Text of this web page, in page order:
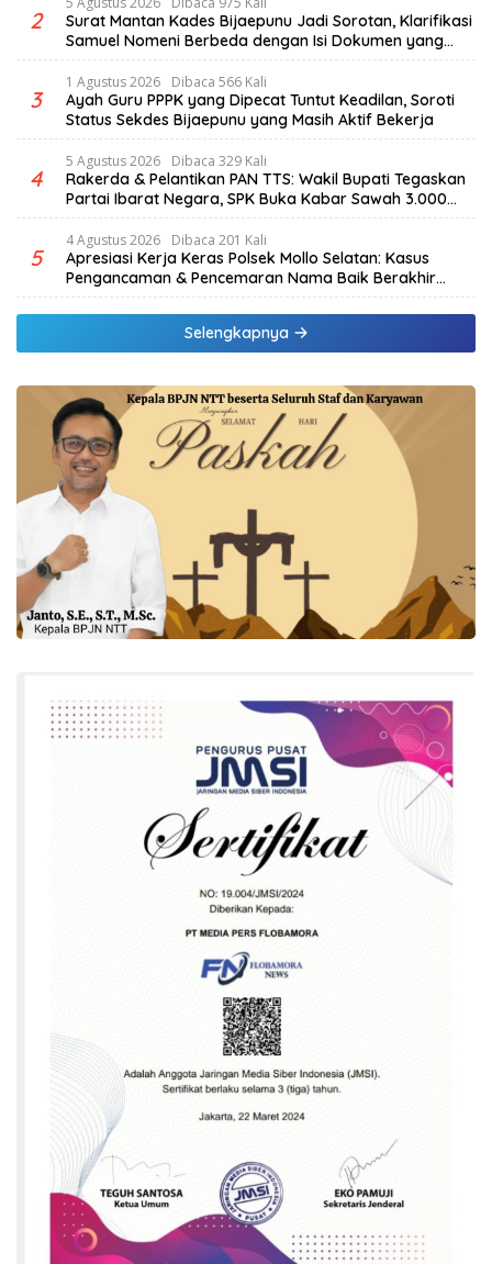
2
Surat Mantan Kades Bijaepunu Jadi Sorotan, Klarifikasi
Samuel Nomeni Berbeda dengan Isi Dokumen yang
Beredar
3
1 Agustus 2026 Dibaca 566 Kali
Ayah Guru PPPK yang Dipecat Tuntut Keadilan, Soroti
Status Sekdes Bijaepunu yang Masih Aktif Bekerja
4
5 Agustus 2026 Dibaca 329 Kali
Rakerda & Pelantikan PAN TTS: Wakil Bupati Tegaskan
Partai Ibarat Negara, SPK Buka Kabar Sawah 3.000
Hektar & Larangan Politik Uang
5
4 Agustus 2026 Dibaca 201 Kali
Apresiasi Kerja Keras Polsek Mollo Selatan: Kasus
Pengancaman & Pencemaran Nama Baik Berakhir
Damai
Selengkapnya